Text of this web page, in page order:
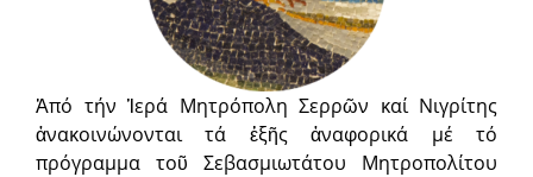
Ἀπό τήν Ἱερά Μητρόπολη Σερρῶν καί Νιγρίτης
ἀνακοινώνονται τά ἑξῆς ἀναφορικά μέ τό
πρόγραμμα τοῦ Σεβασμιωτάτου Μητροπολίτου